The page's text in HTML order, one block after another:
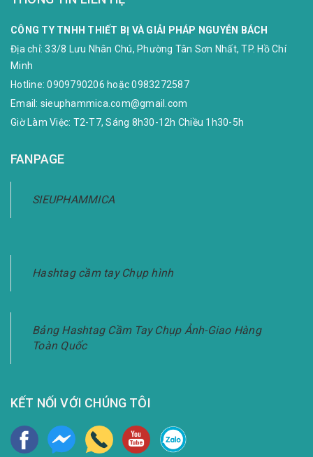
CÔNG TY TNHH THIẾT BỊ VÀ GIẢI PHÁP NGUYỄN BÁCH
Địa chỉ:33/8 Lưu Nhân Chú, Phường Tân Sơn Nhất, TP. Hồ Chí
Minh
Hotline:0909790206 hoặc0983272587
Email: sieuphammica.com@gmail.com
Giờ Làm Việc: T2-T7, Sáng 8h30-12h Chiều 1h30-5h
FANPAGE
SIEUPHAMMICA
Hashtag cầm tay Chụp hình
Bảng Hashtag Cầm Tay Chụp Ảnh-Giao Hàng
Toàn Quốc
KẾT NỐI VỚI CHÚNG TÔI